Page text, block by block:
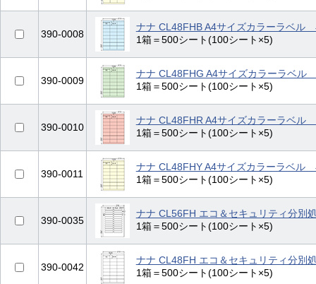
390-0008
ナナ CL48FHB A4サイズカラーラベル
1箱＝500シート(100シート×5)
390-0009
ナナ CL48FHG A4サイズカラーラベル
1箱＝500シート(100シート×5)
390-0010
ナナ CL48FHR A4サイズカラーラベル
1箱＝500シート(100シート×5)
390-0011
ナナ CL48FHY A4サイズカラーラベル
1箱＝500シート(100シート×5)
390-0035
ナナ CL56FH エコ＆セキュリティ分別
1箱＝500シート(100シート×5)
390-0042
ナナ CL48FH エコ＆セキュリティ分別
1箱＝500シート(100シート×5)